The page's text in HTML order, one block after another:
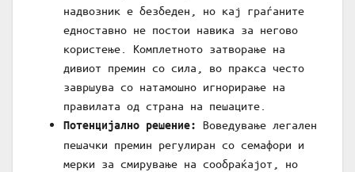
надвозник е безбеден, но кај граѓаните
едноставно не постои навика за негово
користење. Комплетното затворање на
дивиот премин со сила, во пракса често
завршува со натамошно игнорирање на
правилата од страна на пешаците.
Потенцијално решение: Воведување легален
пешачки премин регулиран со семафори и
мерки за смирување на сообраќајот, но